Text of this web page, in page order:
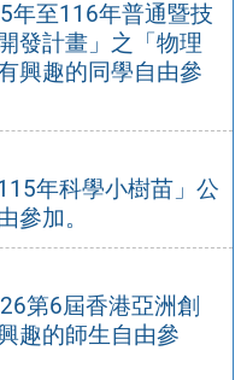
年至116年普通暨技
發計畫」之「物理
興趣的同學自由參
年科學小樹苗」公
參加。
第6屆香港亞洲創
趣的師生自由參